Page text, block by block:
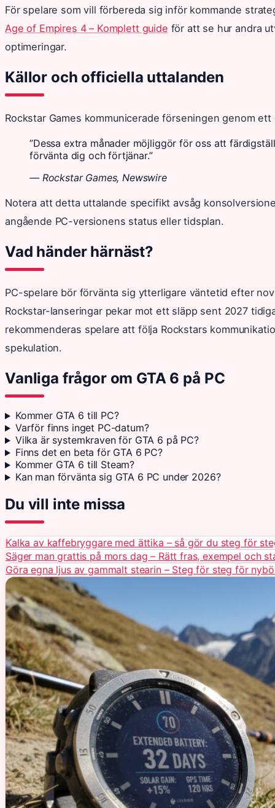
För spelare som vill förbereda sig inför kommande
Age of Empires 4 – Komplett guide för att se hur andra
optimeringar.
Källor och officiella uttalanden
Rockstar Games kommunicerade förseningen genom
”Dessa extra månader möjliggör för oss att
förvänta dig och förtjänar.”
— Rockstar Games, Newswire
Notera att detta uttalande specifikt avsåg
angående PC-versionens status eller tidsplan.
Vad händer härnäst?
PC-spelare bör förvänta sig ytterligare väntetid efter
Rockstar-lanseringar pekar mot ett släpp sent 2027
rekommenderas spelare att följa Rockstars
spekulation.
Vanliga frågor om GTA 6 på PC
Kommer GTA 6 till PC?
Varför finns inget PC-datum?
Vilka är systemkraven för GTA 6 på PC?
Finns det en beta för GTA 6 PC?
Kommer GTA 6 till Steam?
Kan man förvänta sig GTA 6 PC under 2026?
Du vill inte missa
Kalka av kaffebryggare med ättika – så gör du steg för
Säger man grattis på mors dag – Rätt fras, exempel och
Göra egna ljus av gammalt stearin – Steg för steg för